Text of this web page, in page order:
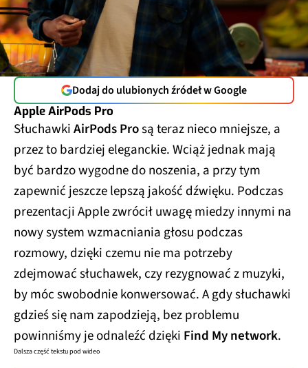
Dodaj do ulubionych źródeł w Google
Apple AirPods Pro
SłuchawkiAirPods Prosą teraz nieco mniejsze, a
przez to bardziej eleganckie. Wciąż jednak mają
być bardzo wygodne do noszenia, a przy tym
zapewnić jeszcze lepszą jakość dźwięku. Podczas
prezentacji Apple zwrócił uwagę miedzy innymi na
nowy system wzmacniania głosu podczas
rozmowy, dzięki czemu nie ma potrzeby
zdejmować słuchawek, czy rezygnować z muzyki,
by móc swobodnie konwersować. A gdy słuchawki
gdzieś się nam zapodzieją, bez problemu
powinniśmy je odnaleźć dzięki Find My network.
Dalsza część tekstu pod wideo